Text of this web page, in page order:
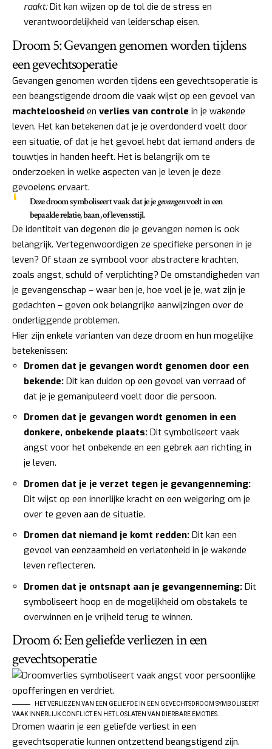
raakt:Dit kan wijzen op de tol die de stress en
verantwoordelijkheid van leiderschap eisen.
Droom 5: Gevangen genomen worden tijdens
een gevechtsoperatie
Gevangen genomen worden tijdens een gevechtsoperatie is
een beangstigende droom die vaak wijst op een gevoel van
machteloosheid en verlies van controle in je wakende
leven. Het kan betekenen dat je je overdonderd voelt door
een situatie, of dat je het gevoel hebt dat iemand anders de
touwtjes in handen heeft. Het is belangrijk om te
onderzoeken in welke aspecten van je leven je deze
gevoelens ervaart.
Deze droom symboliseert vaak dat je jegevangenvoelt in een
bepaalde relatie, baan, of levensstijl.
De identiteit van degenen die je gevangen nemen is ook
belangrijk. Vertegenwoordigen ze specifieke personen in je
leven? Of staan ze symbool voor abstractere krachten,
zoals angst, schuld of verplichting? De omstandigheden van
je gevangenschap – waar ben je, hoe voel je je, wat zijn je
gedachten – geven ook belangrijke aanwijzingen over de
onderliggende problemen.
Hier zijn enkele varianten van deze droom en hun mogelijke
betekenissen:
Dromen dat je gevangen wordt genomen door een
bekende: Dit kan duiden op een gevoel van verraad of
dat je je gemanipuleerd voelt door die persoon.
Dromen dat je gevangen wordt genomen in een
donkere, onbekende plaats: Dit symboliseert vaak
angst voor het onbekende en een gebrek aan richting in
je leven.
Dromen dat je je verzet tegen je gevangenneming:
Dit wijst op een innerlijke kracht en een weigering om je
over te geven aan de situatie.
Dromen dat niemand je komt redden: Dit kan een
gevoel van eenzaamheid en verlatenheid in je wakende
leven reflecteren.
Dromen dat je ontsnapt aan je gevangenneming: Dit
symboliseert hoop en de mogelijkheid om obstakels te
overwinnen en je vrijheid terug te winnen.
Droom 6: Een geliefde verliezen in een
gevechtsoperatie
HET VERLIEZEN VAN EEN GELIEFDE IN EEN GEVECHTSDROOM SYMBOLISEERT
VAAK INNERLIJK CONFLICT EN HET LOSLATEN VAN DIERBARE EMOTIES.
Dromen waarin je een geliefde verliest in een
gevechtsoperatie kunnen ontzettend beangstigend zijn.